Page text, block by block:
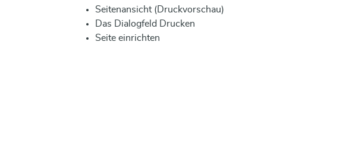
Seitenansicht (Druckvorschau)
Das Dialogfeld Drucken
Seite einrichten